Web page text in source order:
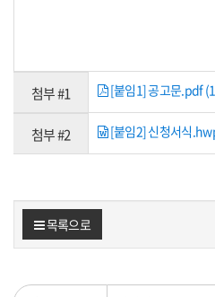
첨부 #1 [붙임1] 공고문.pdf
첨부 #2 [붙임2] 신청서식
목록으로
검색조건 검색어